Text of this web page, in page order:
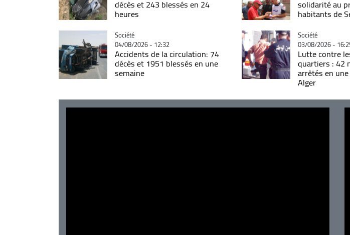
décès et 243 blessés en 24
heures
solidarité au
habitants de
Catégorie
Société
04/08/2026 - 12:32
Accidents de la circulation: 74
décès et 1951 blessés en une
semaine
Catégorie
Société
03/08/2026 -
Lutte contre
quartiers : 42
arrêtés en
Alger